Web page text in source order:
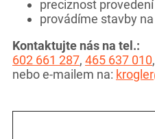
preciznost provedení
provádíme stavby
Kontaktujte nás na tel.:
602 661 287, 465 637 010,
nebo e-mailem na: